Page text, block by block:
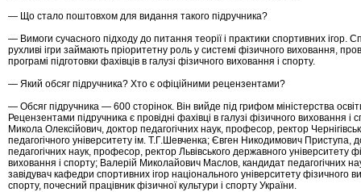
— Що стало поштовхом для видання такого підручника?
— Вимоги сучасного підходу до питання теорії і практики спортивних ігор.
рухливі ігри займають пріоритетну роль у системі фізичного виховання,
програмі підготовки фахівців в галузі фізичного виховання і спорту.
— Який обсяг підручника? Хто є офіційними рецензентами?
— Обсяг підручника — 600 сторінок. Він вийде під грифом міністерства
Рецензентами підручника є провідні фахівці в галузі фізичного виховання і
Микола Олексійович, доктор педагогічних наук, професор, ректор
педагогічного університету ім. Т.Г.Шевченка; Євген Никодимович Приступа,
педагогічних наук, професор, ректор Львівського державного університету
виховання і спорту; Валерій Миколайович Маслов, кандидат педагогічних
завідувач кафедри спортивних ігор національного університету фізичного
спорту, почесний працівник фізичної культури і спорту України.